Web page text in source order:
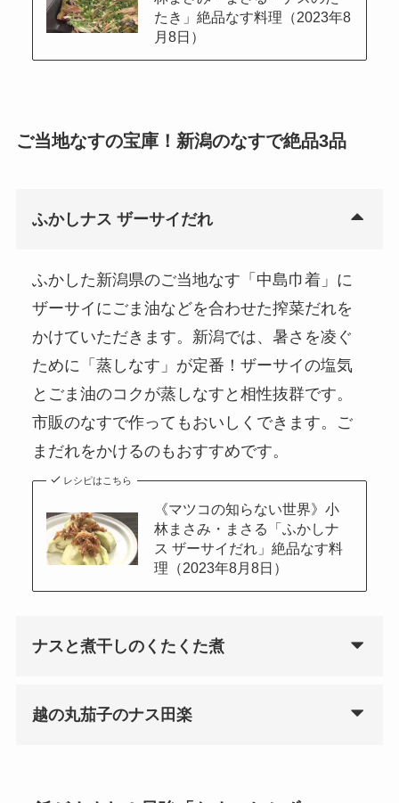
たき」絶品なす料理（2023年8
月8日）
ご当地なすの宝庫！新潟のなすで絶品3品
ふかしナス ザーサイだれ
ふかした新潟県のご当地なす「中島巾着」に
ザーサイにごま油などを合わせた搾菜だれを
かけていただきます。新潟では、暑さを凌ぐ
ために「蒸しなす」が定番！ザーサイの塩気
とごま油のコクが蒸しなすと相性抜群です。
市販のなすで作ってもおいしくできます。ご
まだれをかけるのもおすすめです。
レシピはこちら
《マツコの知らない世界》小
林まさみ・まさる「ふかしナ
ス ザーサイだれ」絶品なす料
理（2023年8月8日）
ナスと煮干しのくたくた煮
越の丸茄子のナス田楽